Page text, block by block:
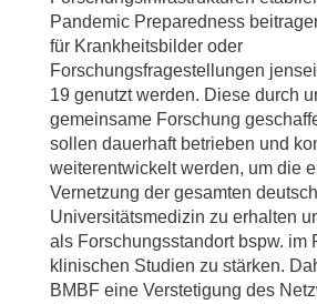
Pandemic Preparedness
für Krankheitsbilder oder
Forschungsfragestellungen
19 genutzt werden. Diese durch
gemeinsame Forschung
sollen dauerhaft betrieben und
weiterentwickelt werden, um die
Vernetzung der gesamten
Universitätsmedizin zu erhalten
als Forschungsstandort bspw. im
klinischen Studien zu stärken.
BMBF eine Verstetigung des